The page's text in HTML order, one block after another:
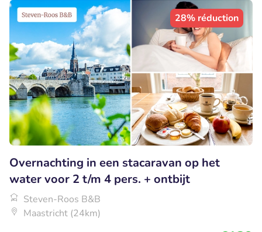
28% réduction
Overnachting in een stacaravan op het
water voor 2 t/m 4 pers. + ontbijt
Steven-Roos B&B
Maastricht (24km)